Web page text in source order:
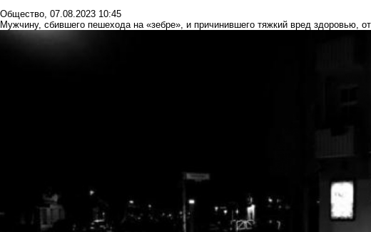
Общество, 07.08.2023 10:45
Мужчину, сбившего пешехода на «зебре», и причинившего тяжкий вред здоровью,